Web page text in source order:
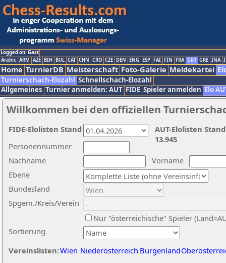
Logged on: Gast
Arabic ARM AZE BIH BUL CAT CHN CRO CZE DEN ENG ESP FAI FIN FRA GER GRE INA
Home TurnierDB Meisterschaft Foto-Galerie Meldekartei
Turnierschach-Elozahl Schnellschach-Elozahl
Allgemeines Turnier anmelden: AUT FIDE Spieler anmelden Elo
Willkommen bei den offiziellen
Nachname
Vorname
Ebene
Sortierung
Personennummer
Bundesland
Spgem./Kreis/Verein
Nur "österreichische" Spieler
Vereinslisten:Wien Niederösterreich Burgenland
AUT-Elolisten
13.945
FIDE-Elolisten Stand